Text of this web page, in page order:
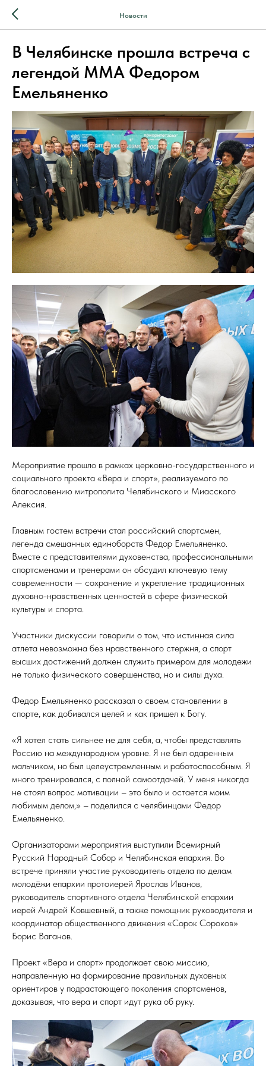
Новости
В Челябинске прошла встреча с
легендой ММА Федором
Емельяненко
Мероприятие прошло в рамках церковно-государственного и
социального проекта «Вера и спорт», реализуемого по
благословению митрополита Челябинского и Миасского
Алексия.
Главным гостем встречи стал российский спортсмен,
легенда смешанных единоборств Федор Емельяненко.
Вместе с представителями духовенства, профессиональными
спортсменами и тренерами он обсудил ключевую тему
современности — сохранение и укрепление традиционных
духовно-нравственных ценностей в сфере физической
культуры и спорта.
Участники дискуссии говорили о том, что истинная сила
атлета невозможна без нравственного стержня, а спорт
высших достижений должен служить примером для молодежи
не только физического совершенства, но и силы духа.
Федор Емельяненко рассказал о своем становлении в
спорте, как добивался целей и как пришел к Богу.
«Я хотел стать сильнее не для себя, а, чтобы представлять
Россию на международном уровне. Я не был одаренным
мальчиком, но был целеустремленным и работоспособным. Я
много тренировался, с полной самоотдачей. У меня никогда
не стоял вопрос мотивации – это было и остается моим
любимым делом,» – поделился с челябинцами Федор
Емельяненко.
Организаторами мероприятия выступили Всемирный
Русский Народный Собор и Челябинская епархия. Во
встрече приняли участие руководитель отдела по делам
молодёжи епархии протоиерей Ярослав Иванов,
руководитель спортивного отдела Челябинской епархии
иерей Андрей Ковшевный, а также помощник руководителя и
координатор общественного движения «Сорок Сороков»
Борис Ваганов.
Проект «Вера и спорт» продолжает свою миссию,
направленную на формирование правильных духовных
ориентиров у подрастающего поколения спортсменов,
доказывая, что вера и спорт идут рука об руку.